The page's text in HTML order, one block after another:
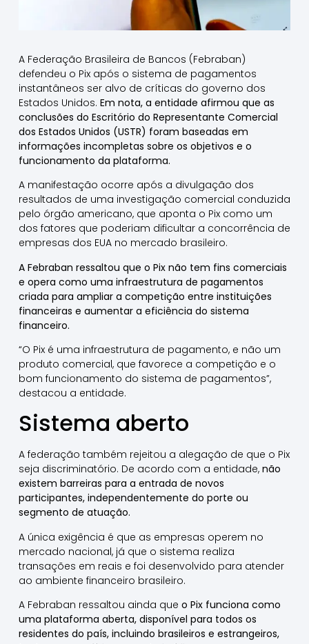
A Federação Brasileira de Bancos (Febraban)
defendeu o Pix após o sistema de pagamentos
instantâneos ser alvo de críticas do governo dos
Estados Unidos. Em nota, a entidade afirmou que as
conclusões do Escritório do Representante Comercial
dos Estados Unidos (USTR) foram baseadas em
informações incompletas sobre os objetivos e o
funcionamento da plataforma.
A manifestação ocorre após a divulgação dos
resultados de uma investigação comercial conduzida
pelo órgão americano, que aponta o Pix como um
dos fatores que poderiam dificultar a concorrência de
empresas dos EUA no mercado brasileiro.
A Febraban ressaltou que o Pix não tem fins comerciais
e opera como uma infraestrutura de pagamentos
criada para ampliar a competição entre instituições
financeiras e aumentar a eficiência do sistema
financeiro.
“O Pix é uma infraestrutura de pagamento, e não um
produto comercial, que favorece a competição e o
bom funcionamento do sistema de pagamentos”,
destacou a entidade.
Sistema aberto
A federação também rejeitou a alegação de que o Pix
seja discriminatório. De acordo com a entidade, não
existem barreiras para a entrada de novos
participantes, independentemente do porte ou
segmento de atuação.
A única exigência é que as empresas operem no
mercado nacional, já que o sistema realiza
transações em reais e foi desenvolvido para atender
ao ambiente financeiro brasileiro.
A Febraban ressaltou ainda que o Pix funciona como
uma plataforma aberta, disponível para todos os
residentes do país, incluindo brasileiros e estrangeiros,